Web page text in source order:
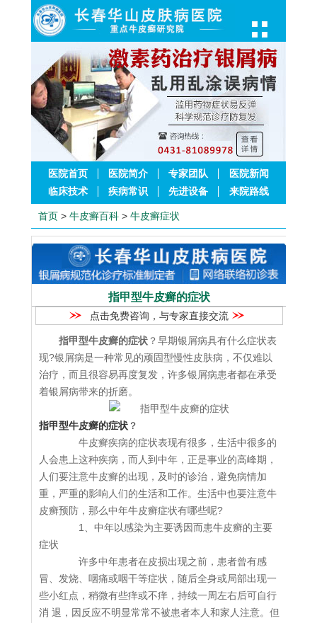
医院首页 医院简介 专家团队
医院新闻
临床技术
疾病常识 先进设备 来院路线
首页 > 牛皮癣百科 > 牛皮癣症状
指甲型牛皮癣的症状
点击免费咨询，与专家直接交流
指甲型牛皮癣的症状 ？早期银屑病具有什么症状表
现?银屑病是一种常见的顽固型慢性皮肤病，不仅难以
治疗，而且很容易再度复发，许多银屑病患者都在承受
着银屑病带来的折磨。
指甲型牛皮癣的症状 ？
牛皮癣疾病的症状表现有很多，生活中很多的
人会患上这种疾病，而人到中年，正是事业的高峰期，
人们要注意牛皮癣的出现，及时的诊治，避免病情加
重，严重的影响人们的生活和工作。生活中也要注意牛
皮癣预防，那么中年牛皮癣症状有哪些呢?
1、中年以感染为主要诱因而患牛皮癣的主要
症状
许多中年患者在皮损出现之前，患者曾有感
冒、发烧、咽痛或咽干等症状，随后全身或局部出现一
些小红点，稍微有些痒或不痒，持续一周左右后可自行
消 退，因反应不明显常常不被患者本人和家人注意。但